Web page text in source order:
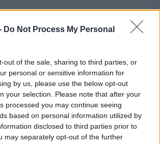
Do Not Process My Personal
out of the sale, sharing to third parties, or
personal or sensitive information for
by us, please use the below opt-out
your selection. Please note that after your
processed you may continue seeing
based on personal information utilized by
disclosed to third parties prior to
may separately opt-out of the further
ilmoittaminen
Lataa malli Finago
koskevat
on tärkeää hoitaa